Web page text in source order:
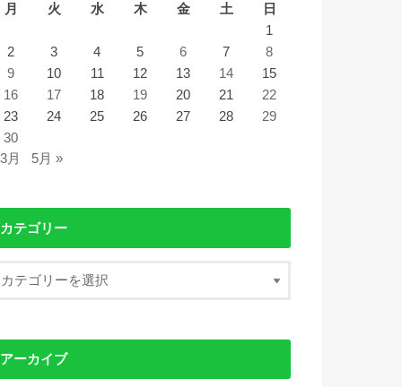
月
火 水 木 金 土
日
1
2
3 4 5 6 7
8
9
10 11 12 13 14
15
16
17 18 19 20 21
22
23
24 25 26 27 28
29
30
月
5月 »
カテゴリー
アーカイブ